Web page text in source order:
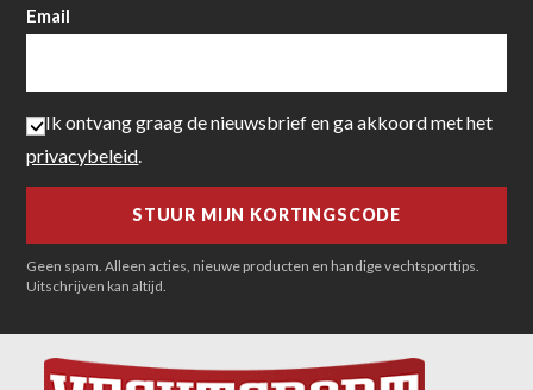
Email
Ik ontvang graag de nieuwsbrief en ga akkoord met het
privacybeleid
Geen spam. Alleen acties, nieuwe producten en handige vechtsporttips.
Uitschrijven kan altijd.